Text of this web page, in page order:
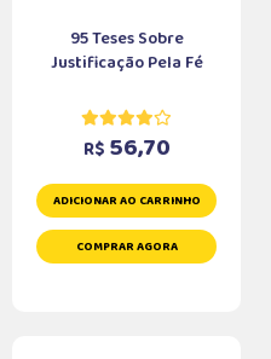
95 Teses Sobre
Justificação Pela Fé
R$ 56,70
ADICIONAR AO CARRINHO
COMPRAR AGORA